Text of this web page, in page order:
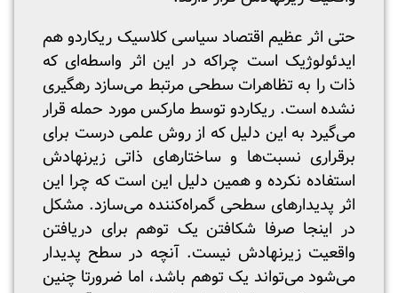
حتی اثر عظیم اقتصاد سیاسی کلاسیک ریکاردو هم
ایدئولوژیک است چراکه در این اثر واسطه‌ای که
ذات را به تظاهرات سطحی مرتبط می‌سازد رهگیری
نشده است. ریکاردو توسط مارکس مورد حمله قرار
می‌گیرد به این دلیل که از روش علمی درست برای
برقراری نسبت‌ها و ساختارهای ذاتی زیرنهادش
استفاده نکرده و همین دلیل این است که چرا این
اثر پدیدارهای سطحی گمراه‌کننده می‌سازد. مشکل
در اینجا صرفا شکافتن یک توهم برای دریافتن
واقعیت زیرنهادش نیست. آنچه در سطح پدیدار
می‌شود می‌تواند یک توهم باشد، اما ضرورتا چنین